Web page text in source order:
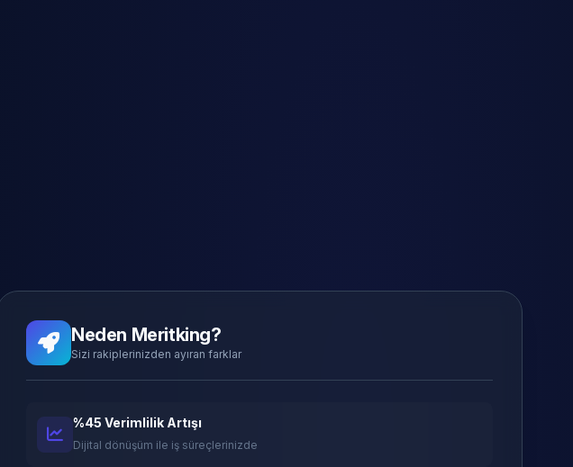
Neden Meritking?
Sizi rakiplerinizden ayıran farklar
%45 Verimlilik Artışı
Dijital dönüşüm ile iş süreçlerinizde